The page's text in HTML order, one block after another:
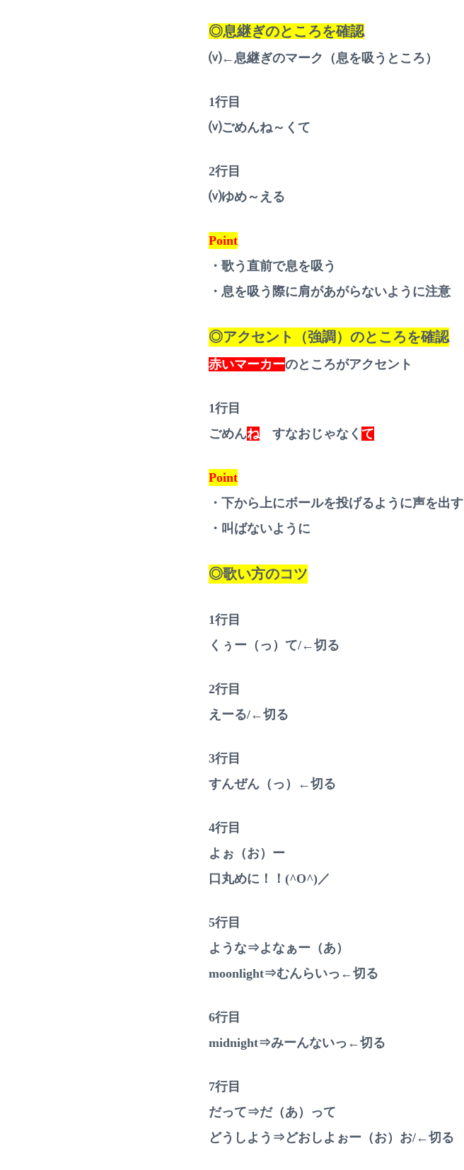
◎息継ぎのところを確認
⒱←息継ぎのマーク（息を吸うところ）
1行目
⒱ごめんね～くて
2行目
⒱ゆめ～える
Point
・歌う直前で息を吸う
・息を吸う際に肩があがらないように注意
◎アクセント（強調）のところを確認
赤いマーカーのところがアクセント
1行目
ごめんね すなおじゃなく て
Point
・下から上にボールを投げるように声を出す
・叫ばないように
◎歌い方のコツ
1行目
くぅー（っ）て/←切る
2行目
えーる/←切る
3行目
すんぜん（っ）←切る
4行目
よぉ（お）ー
口丸めに！！(^O^)／
5行目
ような⇒よなぁー（あ）
moonlight⇒むんらいっ←切る
6行目
midnight⇒みーんないっ←切る
7行目
だって⇒だ（あ）って
どうしよう⇒どおしよぉー（お）お/←切る